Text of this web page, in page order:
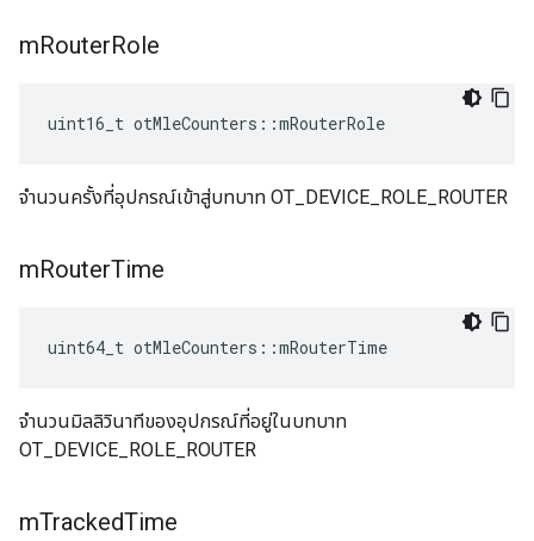
mRouterRole
uint16_t otMleCounters ::mRouterRole
จำนวนครั้งที่อุปกรณ์เข้าสู่บทบาท OT_DEVICE_ROLE_ROUTER
mRouterTime
uint64_t otMleCounters ::mRouterTime
จำนวนมิลลิวินาทีของอุปกรณ์ที่อยู่ในบทบาท
OT_DEVICE_ROLE_ROUTER
mTrackedTime